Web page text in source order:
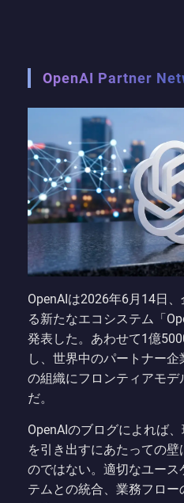
OpenAI Partner
OpenAIは2026年6月14日
る新たなエコシステム「
発表した。あわせて1億
し、世界中のパートナー企
の組織にフロンティアモ
だ。
OpenAIのブログによれば
を引き出すにあたっての
のではない。適切なユース
テムとの統合、業務フロ